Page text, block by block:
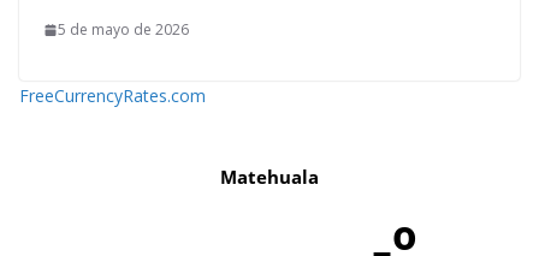
5 de mayo de 2026
FreeCurrencyRates.com
Matehuala